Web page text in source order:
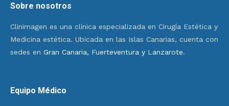
Sobre nosotros
Clinimagen es una clínica especializada en Cirugía Estética y
Medicina estética. Ubicada en las Islas Canarias, cuenta con
sedes en Gran Canaria, Fuerteventura y Lanzarote.
Equipo Médico